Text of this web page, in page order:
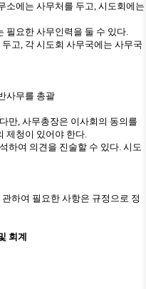
소에는 사무처를 두고, 시도회에는
필요한 사무인력을 둘 수 있다.
고, 각 시도회 사무국에는 사무국
사무를 총괄
다만, 사무총장은 이사회의 동의를
제청이 있어야 한다.
하여 의견을 진술할 수 있다. 시도
관하여 필요한 사항은 규정으로 정
회계